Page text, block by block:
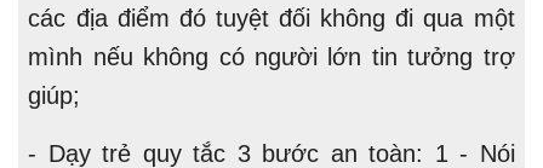
các địa điểm đó tuyệt đối không đi qua một
mình nếu không có người lớn tin tưởng trợ
giúp;
- Dạy trẻ quy tắc 3 bước an toàn: 1 - Nói